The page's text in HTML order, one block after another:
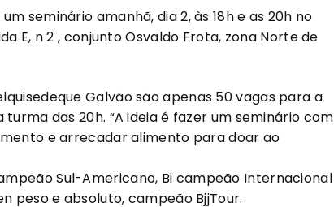
seminário amanhã, dia 2, às 18h e as 20h no
E, n 2 , conjunto Osvaldo Frota, zona Norte de
Galvão são apenas 50 vagas para a
das 20h. “A ideia é fazer um seminário com
e arrecadar alimento para doar ao
Sul-Americano, Bi campeão Internacional
peso e absoluto, campeão BjjTour.